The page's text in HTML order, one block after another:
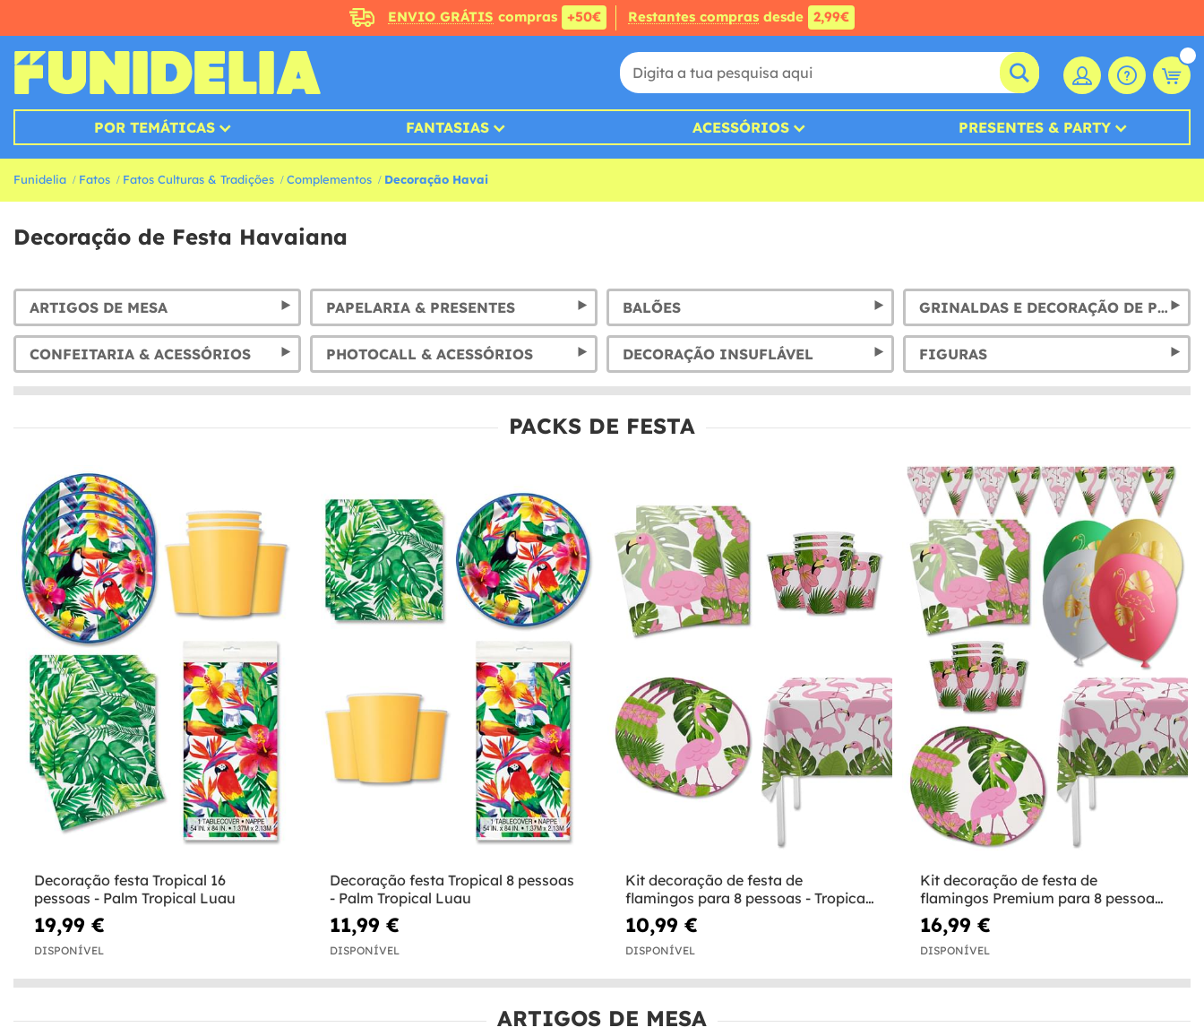
ENVIO GRÁTIS compras +50€ Restantes compras desde 2,99€
POR TEMÁTICAS FANTASIAS ACESSÓRIOS PRESENTES & PARTY
Funidelia Fatos Fatos Culturas & Tradições Complementos Decoração Havai
Decoração de Festa Havaiana
ARTIGOS DE MESA PAPELARIA & PRESENTES BALÕES GRINALDAS E DECORAÇÃO DE PENDURAR
CONFEITARIA & ACESSÓRIOS PHOTOCALL & ACESSÓRIOS DECORAÇÃO INSUFLÁVEL FIGURAS
PACKS DE FESTA
Decoração festa Tropical 16
pessoas - Palm Tropical Luau
19,99 €
DISPONÍVEL
Decoração festa Tropical 8 pessoas
- Palm Tropical Luau
11,99 €
DISPONÍVEL
Kit decoração de festa de
flamingos para 8 pessoas - Tropical
flamingos
10,99 €
DISPONÍVEL
Kit decoração de festa de
flamingos Premium para 8 pessoas
- Tropical flamingos
16,99 €
DISPONÍVEL
ARTIGOS DE MESA